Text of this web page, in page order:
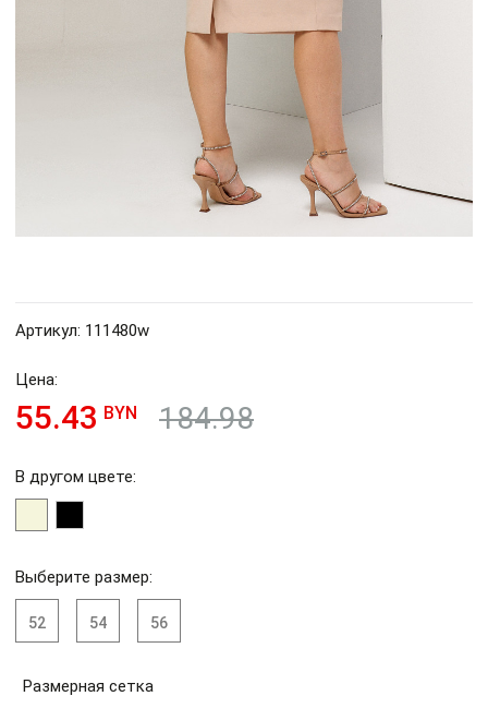
Артикул: 111480w
Цена:
55.43 BYN 184.98
В другом цвете:
Выберите размер:
52 54 56
Размерная сетка